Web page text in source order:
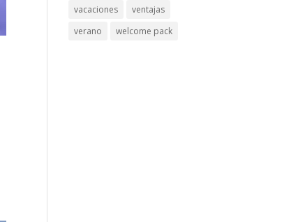
vacaciones
ventajas
verano
welcome pack